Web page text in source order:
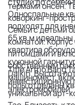
термами онсен.
коворкинг-
Семьи с детьми
комнатой.
питомцами и
собственным
машиномест,
электромобилей.
Односпальные
подходят для
65 кв.м
квартира
кухонной
Daikin. Высота
полы отделаны
Title Artrio Bang
инвестиционную
уникальной арт-